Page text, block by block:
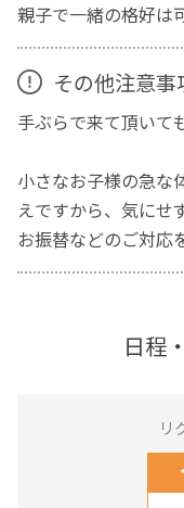
親子で一緒の格好は
その他注意事
手ぶらで来て頂いて
小さなお子様の急な
えですから、気に
お振替などのご対応
日程
リ